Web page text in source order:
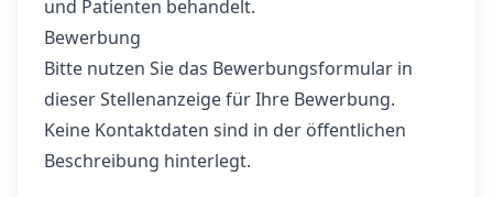
und Patienten behandelt.
Bewerbung
Bitte nutzen Sie das Bewerbungsformular in
dieser Stellenanzeige für Ihre Bewerbung.
Keine Kontaktdaten sind in der öffentlichen
Beschreibung hinterlegt.